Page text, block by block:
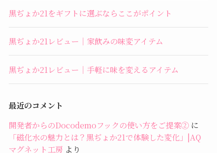
黒ぢょか21をギフトに選ぶならここがポイント
黒ぢょか21レビュー｜家飲みの味変アイテム
黒ぢょか21レビュー｜手軽に味を変えるアイテム
最近のコメント
開発者からのDocodemoフックの使い方をご提案②に
「磁化水の魅力とは？黒ぢょか21で体験した変化」|AQ
マグネット工房 より